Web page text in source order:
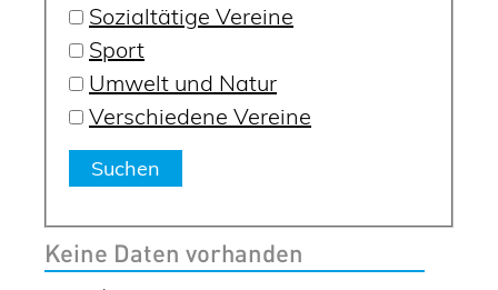
Sozialtätige Vereine
Sport
Umwelt und Natur
Verschiedene Vereine
Keine Daten vorhanden